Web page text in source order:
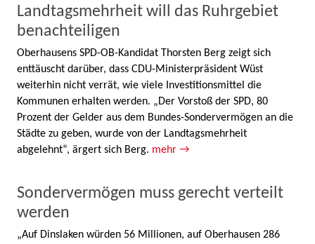
Landtagsmehrheit will das Ruhrgebiet
benachteiligen
Oberhausens SPD-OB-Kandidat Thorsten Berg zeigt sich
enttäuscht darüber, dass CDU-Ministerpräsident Wüst
weiterhin nicht verrät, wie viele Investitionsmittel die
Kommunen erhalten werden. „Der Vorstoß der SPD, 80
Prozent der Gelder aus dem Bundes-Sondervermögen an die
Städte zu geben, wurde von der Landtagsmehrheit
abgelehnt“, ärgert sich Berg. mehr →
Sondervermögen muss gerecht verteilt
werden
„Auf Dinslaken würden 56 Millionen, auf Oberhausen 286